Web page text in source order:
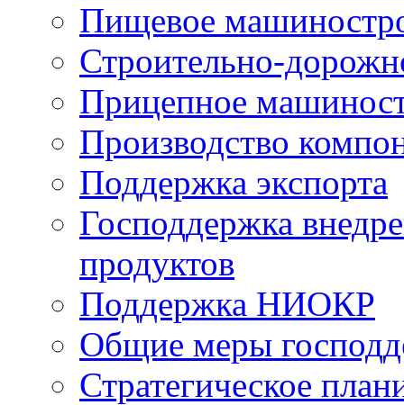
Пищевое
Строительно-
Прицепное
Производство
Поддержка экспорта
Господдержка
продуктов
Поддержка НИОКР
Общие меры
Стратегическое